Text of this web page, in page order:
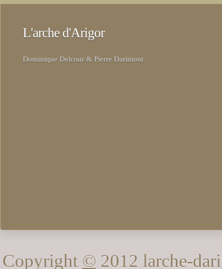
L'arche d'Arigor
Dominique Delcour & Pierre Darimont
Copyright © 2012 larche-